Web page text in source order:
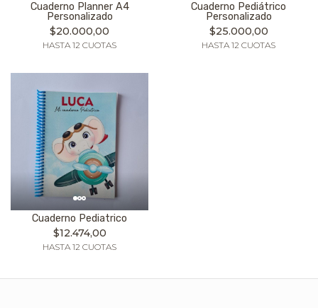
Cuaderno Planner A4
Personalizado
$20.000,00
HASTA 12 CUOTAS
Cuaderno Pediátrico
Personalizado
$25.000,00
HASTA 12 CUOTAS
Cuaderno Pediatrico
$12.474,00
HASTA 12 CUOTAS